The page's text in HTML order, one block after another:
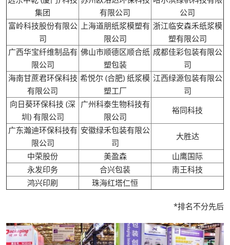
集团
有限公司
公司
富岭科技股份有限公
司
上海道朋纸浆模塑有
限公司
浙江临安森禾纸浆模
塑有限公司
广西华宝纤维制品有
限公司
佛山市顺德区顺合纸
塑包装
成都佳彩包装有限公
司
海南甘蔗君环保科技
有限公司
希悦尔 (合肥) 纸浆模
塑工厂
江西绿源包装有限公
司
向日葵环保科技 (深
圳) 有限公司
广州科泰生物科技有
限公司
裕同科技
广东瀚迪环保科技有
限公司
安徽绿禾包装有限公
司
大胜达
中荣股份
美盈森
山鹰国际
永发印务
合兴包装
南王科技
鸿兴印刷
珠海红塔仁恒
*排名不分先后